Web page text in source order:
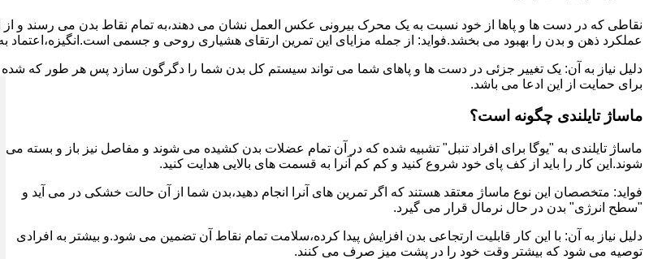
نقاطی که در دست ها و پاها از خود نسبت به یک محرک بیرونی عکس العمل نشان می دهند،به تمام نقاط بدن می رسند و
عملکرد ذهن و بدن را بهبود می بخشد.فواید: از جمله مزایای این تمرین ارتقای هشیاری روحی و جسمی است.انگیزه،اعتماد
دلیل نیاز به آن: یک تغییر جزئی در دست ها و پاهای شما می تواند سیستم کل بدن شما را دگرگون سازد پس هر طور که شده
برای حمایت از این ادعا می باشد.
ماساژ تایلندی چگونه است؟
ماساژ تایلندی به "یوگا برای افراد تنبل" تشبیه شده که در آن تمام عضلات بدن کشیده می شوند و مفاصل نیز باز و بسته می
شوند.این کار را باید از کف پای خود شروع کنید و کم کم آنرا به قسمت های بالایی هدایت کنید.
فواید: متخصصان این نوع ماساژ معتقد هستند که اگر تمرین های آنرا انجام دهید،بدن شما از آن حالت خشکی در می آید و
"سطح انرژی" بدن در حال نرمال قرار می گیرد.
دلیل نیاز به آن: با این کار قابلیت ارتجاعی بدن افزایش پیدا کرده،سلامت تمام نقاط آن تضمین می شود.و بیشتر به افرادی
توصیه می شود که بیشتر وقت خود را در پشت میز صرف می کنند.